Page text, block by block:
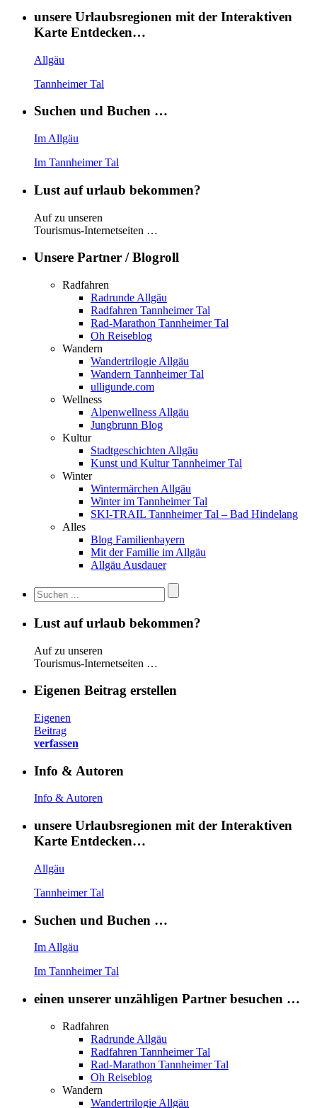
unsere Urlaubsregionen mit der Interaktiven
Karte Entdecken…
Allgäu
Tannheimer Tal
Suchen und Buchen …
Im Allgäu
Im Tannheimer Tal
Lust auf urlaub bekommen?
Auf zu unseren
Tourismus-Internetseiten …
Unsere Partner / Blogroll
Radfahren
Radrunde Allgäu
Radfahren Tannheimer Tal
Rad-Marathon Tannheimer Tal
Oh Reiseblog
Wandern
Wandertrilogie Allgäu
Wandern Tannheimer Tal
ulligunde.com
Wellness
Alpenwellness Allgäu
Jungbrunn Blog
Kultur
Stadtgeschichten Allgäu
Kunst und Kultur Tannheimer Tal
Winter
Wintermärchen Allgäu
Winter im Tannheimer Tal
SKI-TRAIL Tannheimer Tal – Bad Hindelang
Alles
Blog Familienbayern
Mit der Familie im Allgäu
Allgäu Ausdauer
Lust auf urlaub bekommen?
Auf zu unseren
Tourismus-Internetseiten …
Eigenen Beitrag erstellen
Eigenen
Beitrag
verfassen
Info & Autoren
Info & Autoren
unsere Urlaubsregionen mit der Interaktiven
Karte Entdecken…
Allgäu
Tannheimer Tal
Suchen und Buchen …
Im Allgäu
Im Tannheimer Tal
einen unserer unzähligen Partner besuchen …
Radfahren
Radrunde Allgäu
Radfahren Tannheimer Tal
Rad-Marathon Tannheimer Tal
Oh Reiseblog
Wandern
Wandertrilogie Allgäu